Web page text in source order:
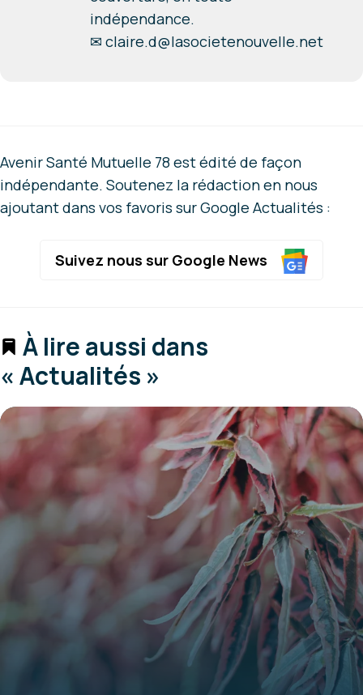
indépendance.
✉ claire.d@lasocietenouvelle.net
Avenir Santé Mutuelle 78 est édité de façon
indépendante. Soutenez la rédaction en nous
ajoutant dans vos favoris sur Google Actualités :
Suivez nous sur Google News
À lire aussi dans
« Actualités »